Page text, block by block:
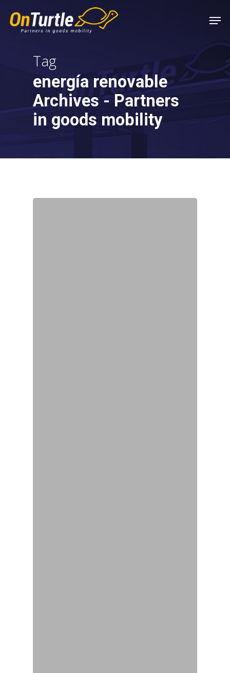
main
Tag
energía renovable
Archives - Partners
in goods mobility